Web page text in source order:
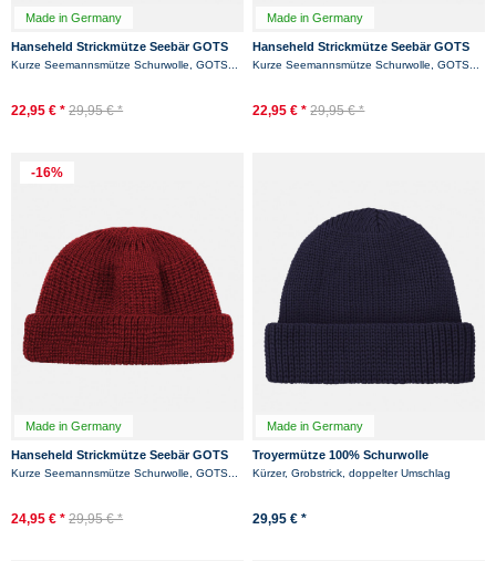
Made in Germany
Hanseheld Strickmütze Seebär GOTS
Dockermütze Seemannsmütze kurz
Kurze Seemannsmütze Schurwolle, GOTS...
22,95 € * 29,95 € *
Made in Germany
Hanseheld Strickmütze Seebär GOTS
Dockermütze Seemannsmütze kurz
Kurze Seemannsmütze Schurwolle, GOTS...
22,95 € * 29,95 € *
-16%
Made in Germany
Hanseheld Strickmütze Seebär GOTS
Dockermütze Seemannsmütze kurz
Kurze Seemannsmütze Schurwolle, GOTS...
24,95 € * 29,95 € *
Made in Germany
Troyermütze 100% Schurwolle
Hanseheld - Strickmütze aus Wolle -
Kürzer, Grobstrick, doppelter Umschlag
29,95 € *